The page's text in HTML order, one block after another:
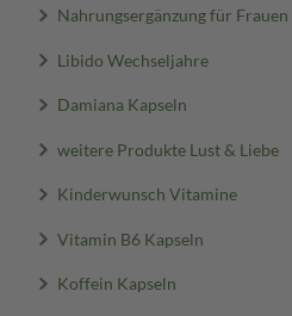
Nahrungsergänzung für Frauen
Libido Wechseljahre
Damiana Kapseln
weitere Produkte Lust & Liebe
Kinderwunsch Vitamine
Vitamin B6 Kapseln
Koffein Kapseln